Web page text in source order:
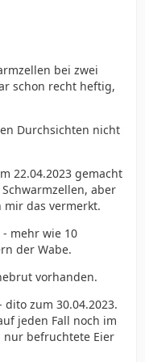
bei zwei
schon recht heftig,
Durchsichten nicht
22.04.2023 gemacht
aber
das vermerkt.
mehr wie 10
der Wabe.
vorhanden.
zum 30.04.2023.
jeden Fall noch im
nur befruchtete Eier